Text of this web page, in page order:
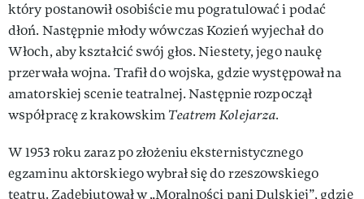
który postanowił osobiście mu pogratulować i podać
dłoń. Następnie młody wówczas Kozień wyjechał do
Włoch, aby kształcić swój głos. Niestety, jego naukę
przerwała wojna. Trafił do wojska, gdzie występował na
amatorskiej scenie teatralnej. Następnie rozpoczął
współpracę z krakowskimTeatrem Kolejarza.
W 1953 roku zaraz po złożeniu eksternistycznego
egzaminu aktorskiego wybrał się do rzeszowskiego
teatru. Zadebiutował w „Moralności pani Dulskiej”, gdzie